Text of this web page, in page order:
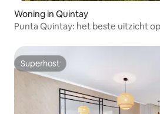
Woning in Quintay
Punta Quintay: het beste uitzicht
Superhost
Superhost